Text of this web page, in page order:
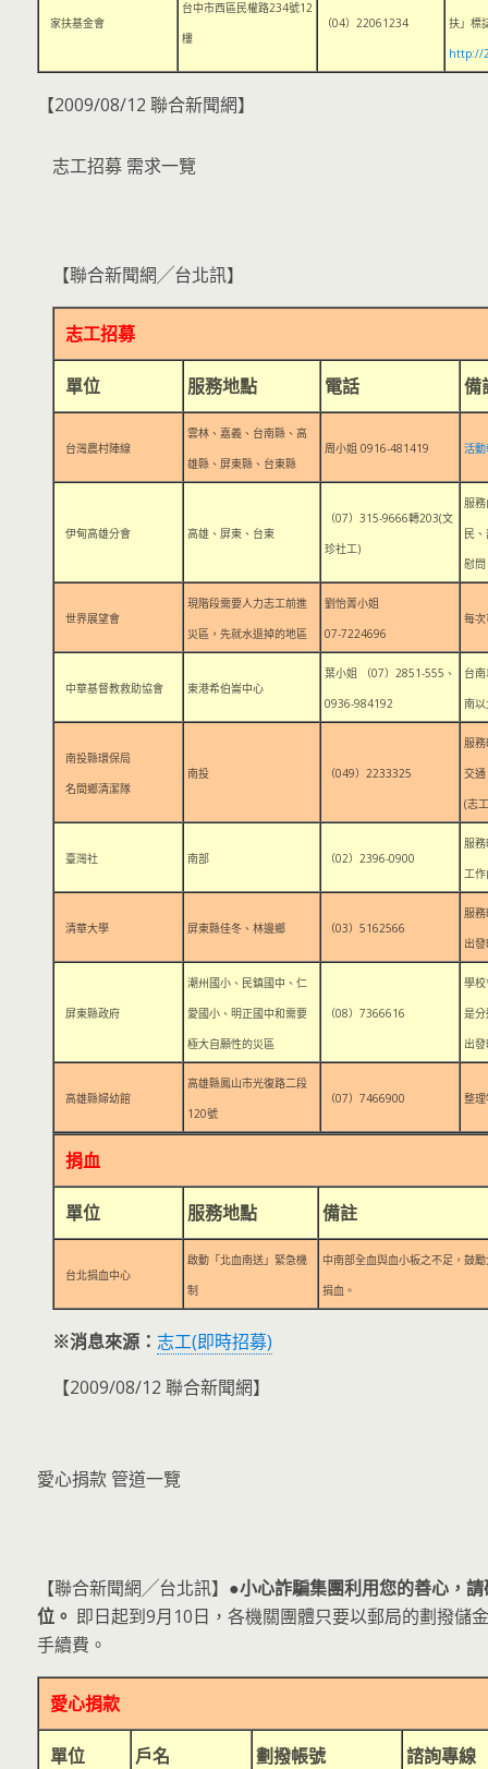
家扶基金會
台中市西區民權路234號12
樓
（04）22061234
扶」標
http://
【2009/08/12 聯合新聞網】
志工招募 需求一覽
【聯合新聞網╱台北訊】
志工招募
單位 服務地點 電話 備
台灣農村陣線
雲林、嘉義、台南縣、高
雄縣、屏東縣、台東縣
周小姐 0916-481419 活
伊甸高雄分會 高雄、屏東、台東
（07）315-9666轉203(文
珍社工)
服
民
慰
世界展望會
現階段需要人力志工前進
災區，先就水退掉的地區
劉怡菁小姐
07-7224696
每
中華基督教救助協會 東港希伯崙中心
葉小姐 （07）2851-555、
0936-984192
台
南
南投縣環保局
名間鄉清潔隊
南投 （049）2233325
服
交
(志
臺灣社 南部 （02）2396-0900
服
工
清華大學 屏東縣佳冬、林邊鄉 （03）5162566
服
出
屏東縣政府
潮州國小、民鎮國中、仁
愛國小、明正國中和需要
極大自願性的災區
（08）7366616
學
是
出
高雄縣婦幼館
高雄縣鳳山市光復路二段
120號
（07）7466900 整
捐血
單位 服務地點 備註
台北捐血中心
啟動「北血南送」緊急機
制
中南部全血與血小板之不足，鼓
捐血。
※消息來源： 志工(即時招募)
【2009/08/12 聯合新聞網】
愛心捐款 管道一覽
【聯合新聞網╱台北訊】 ●小心詐騙集團利用您的善心，
位。 即日起到9月10日，各機關團體只要以郵局的劃撥儲
手續費。
愛心捐款
單位 戶名 劃撥帳號 諮詢專線